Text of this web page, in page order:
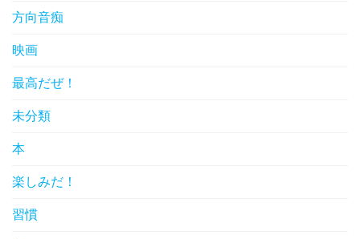
方向音痴
映画
最高だぜ！
未分類
本
楽しみだ！
習慣